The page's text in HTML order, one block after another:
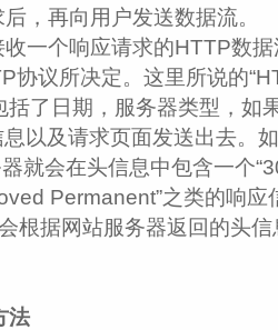
，再向用户发送数据流。
一个响应请求的HTTP数
协议所决定。这里所说的
括了日期，服务器类型，如
息以及请求页面发送出去。
就会在头信息中包含一个
Permanent”之类的响应
根据网站服务器返回的头
法